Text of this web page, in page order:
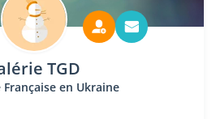
TGD
Française en Ukraine